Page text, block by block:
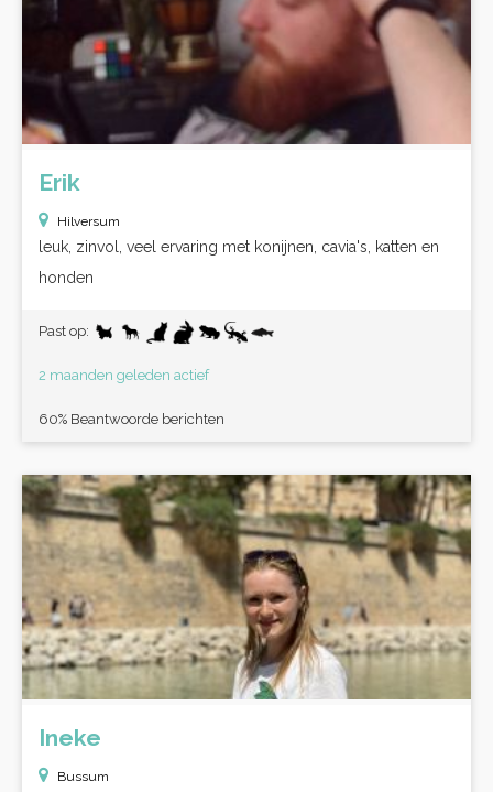
Erik
Hilversum
leuk, zinvol, veel ervaring met konijnen, cavia's, katten en
honden
Past op:
2 maanden geleden actief
60% Beantwoorde berichten
Ineke
Bussum